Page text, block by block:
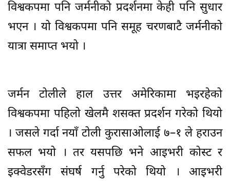
विश्वकपमा पनि जर्मनीको प्रदर्शनमा केही पनि सुधार
भएन । यो विश्वकपमा पनि समूह चरणबाटै जर्मनीको
यात्रा समाप्त भयो ।
जर्मन टोलीले हाल उत्तर अमेरिकामा भइरहेको
विश्वकपमा पहिलो खेलमै शसक्त प्रदर्शन गरेको थियो
। जसले गर्दा नयाँ टोली कुरासाओलाई ७–१ ले हराउन
सफल भयो । तर यसपछि भने आइभरी कोस्ट र
इक्वेडरसँग संघर्ष गर्नु परेको थियो । आइभरी